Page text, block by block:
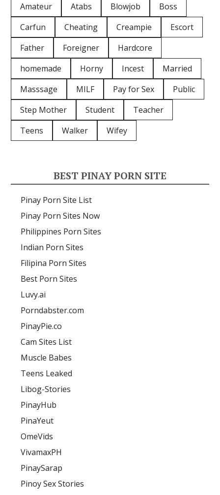
Amateur Atabs Blowjob
Boss
Carfun
Cheating Creampie
Escort
Father
Foreigner
Hardcore
homemade
Horny Incest
Married
Masssage
MILF Pay for Sex
Public
Step Mother
Student
Teacher
Teens
Walker Wifey
BEST PINAY PORN SITE
Pinay Porn Site List
Pinay Porn Sites Now
Philippines Porn Sites
Indian Porn Sites
Filipina Porn Sites
Best Porn Sites
Luvy.ai
Porndabster.com
PinayPie.co
Cam Sites List
Muscle Babes
Teens Leaked
Libog-Stories
PinayHub
PinaYeut
OmeVids
VivamaxPH
PinaySarap
Pinoy Sex Stories